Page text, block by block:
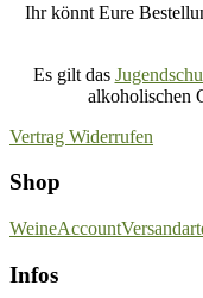
Ihr könnt Eure
Es gilt das
alkoholischen
Vertrag Widerrufen
Shop
WeineAccount
Infos